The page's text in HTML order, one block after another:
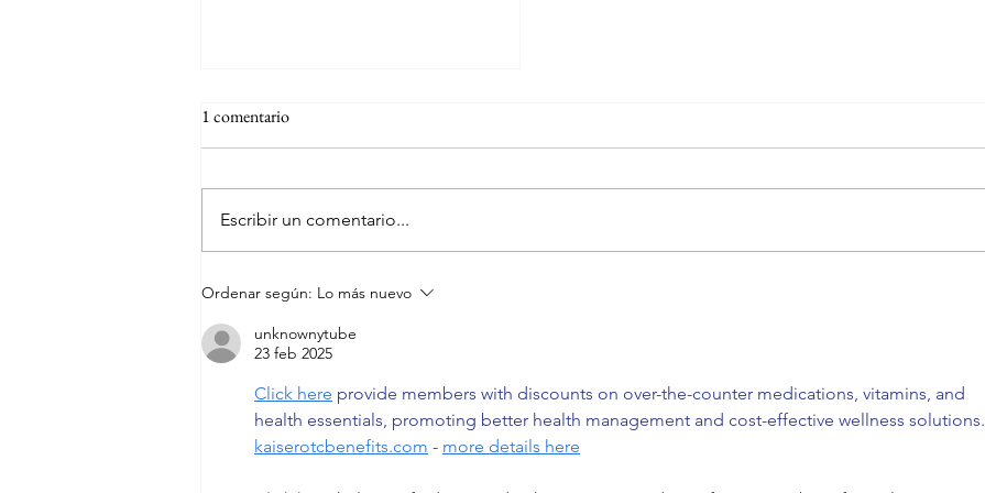
Agencia inscrita en el Registro
1 comentario
Escribir un comentario...
Ordenar según: Lo más nuevo
unknownytube
23 feb 2025
Click here provide members with discounts on over-the-counter medications, vitamins, and
health essentials, promoting better health management and cost-effective wellness solutions.
kaiserotcbenefits.com - more details here